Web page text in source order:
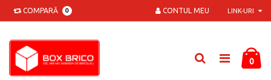
COMPARĂ 0 LINK-URI
CONTUL MEU
0